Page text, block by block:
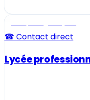
☎ Contact direct
Lycée